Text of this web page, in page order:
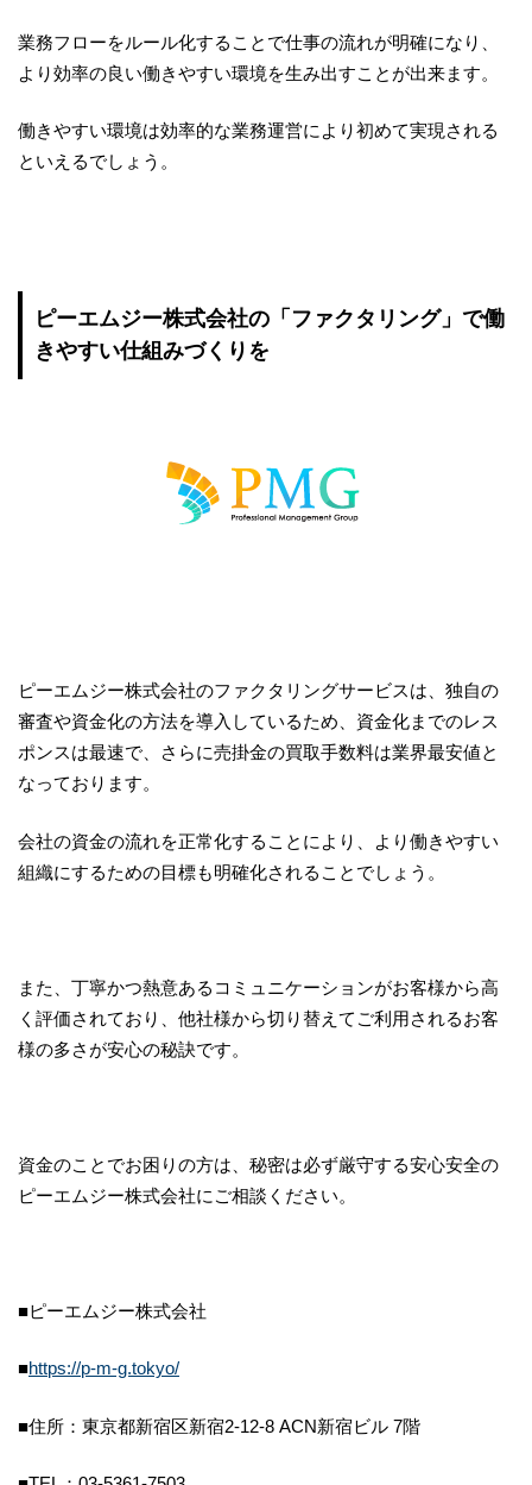
業務フローをルール化することで仕事の流れが明確になり、
より効率の良い働きやすい環境を生み出すことが出来ます。
働きやすい環境は効率的な業務運営により初めて実現される
といえるでしょう。
ピーエムジー株式会社の「ファクタリング」で働
きやすい仕組みづくりを
ピーエムジー株式会社のファクタリングサービスは、独自の
審査や資金化の方法を導入しているため、資金化までのレス
ポンスは最速で、さらに売掛金の買取手数料は業界最安値と
なっております。
会社の資金の流れを正常化することにより、より働きやすい
組織にするための目標も明確化されることでしょう。
また、丁寧かつ熱意あるコミュニケーションがお客様から高
く評価されており、他社様から切り替えてご利用されるお客
様の多さが安心の秘訣です。
資金のことでお困りの方は、秘密は必ず厳守する安心安全の
ピーエムジー株式会社にご相談ください。
■​ピーエムジー株式会社
■https://p-m-g.tokyo/
■住所：東京都新宿区新宿2-12-8 ACN新宿ビル 7階